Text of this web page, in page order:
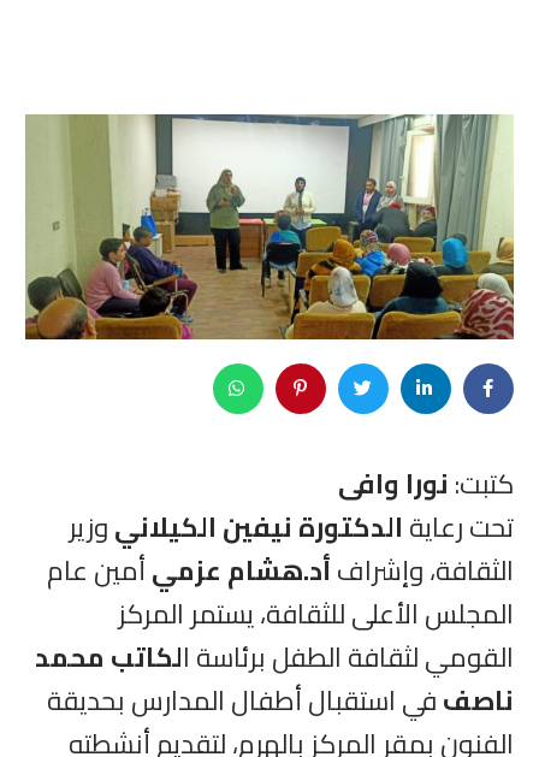
كتبت:نورا وافى
تحت رعايةالدكتورة نيفين الكيلانيوزير
الثقافة، وإشرافأد.هشام عزميأمين عام
المجلس الأعلى للثقافة، يستمر المركز
القومي لثقافة الطفل برئاسة الكاتب محمد
ناصففي استقبال أطفال المدارس بحديقة
الفنون بمقر المركز بالهرم، لتقديم أنشطته